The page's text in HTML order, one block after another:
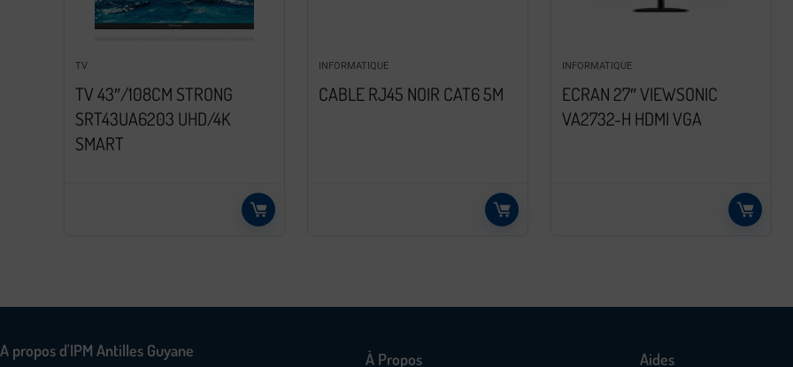
TV
TV 43″/108CM STRONG
SRT43UA6203 UHD/4K
SMART
INFORMATIQUE
CABLE RJ45 NOIR CAT6 5M
INFORMATIQUE
ECRAN 27″ VIEWSONIC
VA2732-H HDMI VGA
A propos d'IPM Antilles Guyane À Propos Aides